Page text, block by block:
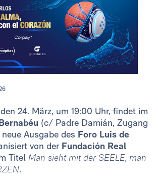
24. März, um 19:00 Uhr, findet im
(c/ Padre Damián, Zugang
Ausgabe des Foro Luis de
von der Fundación Real
Titel Man sieht mit der SEELE, man
.